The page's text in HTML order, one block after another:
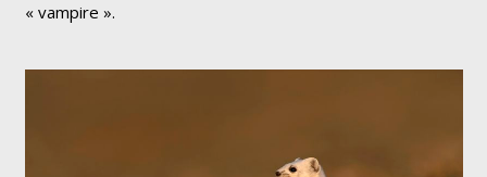
« vampire ».